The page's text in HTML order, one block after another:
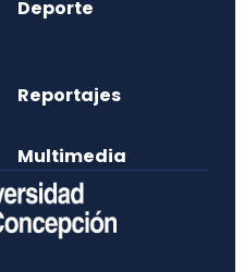
Deporte
Reportajes
Multimedia